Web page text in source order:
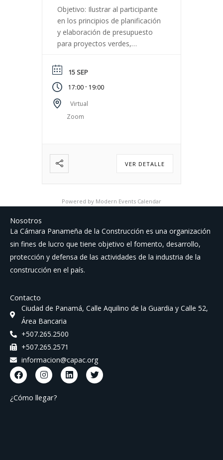
Objetivo: Ilustrar al participante
en los principios de planificación
y elaboración de presupuesto
para proyectos verdes,
diseño hasta su operación.
Participantes: Ingenieros,
arquitectos, contratistas,
diseñadores de interiores,
ambiental. Inversión: Miembros
de CAPAC – B/.69.55
15 SEP
17:00- 19:00
Virtual
Zoom
VER DETALLE
Powered by Modern Events Calendar
Nosotros
La Cámara Panameña de la Construcción es una organización
sin fines de lucro que tiene objetivo el fomento, desarrollo,
protección y defensa de las actividades de la industria de la
construcción en el país.
Contacto
Ciudad de Panamá, Calle Aquilino de la Guardia y Calle 52,
Área Bancaria
+507.265.2500
+507.265.2571
informacion@capac.org
F
a
c
e
b
I
n
s
t
a
L
i
n
T
w
i
¿Cómo llegar?